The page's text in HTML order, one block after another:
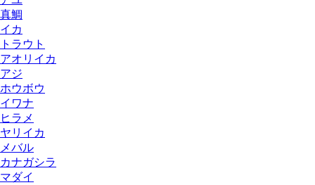
真鯛
イカ
トラウト
アオリイカ
アジ
ホウボウ
イワナ
ヒラメ
ヤリイカ
メバル
カナガシラ
マダイ